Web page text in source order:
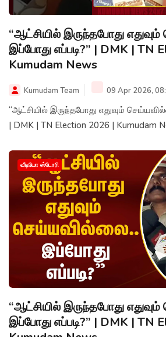
“ஆட்சியில் இருந்தபோது
இப்போது எப்படி?” | DMK | TN
Kumudam News
Kumudam Team 09 Apr 2026,
“ஆட்சியில் இருந்தபோது எதுவும்
| DMK | TN Election 2026 | Kumudam
வீடியோ ஸ்டோரி
“ஆட்சியில் இருந்தபோது
இப்போது எப்படி?” | DMK | TN